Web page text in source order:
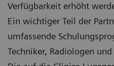
Verfügbarkeit erhöht
Ein wichtiger Teil der
umfassende
Techniker, Radiologen